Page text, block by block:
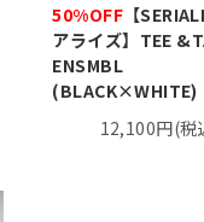
50%OFF【
アライズ】TEE
ENSMBL
(BLACK×WHITE)
12,100円(税